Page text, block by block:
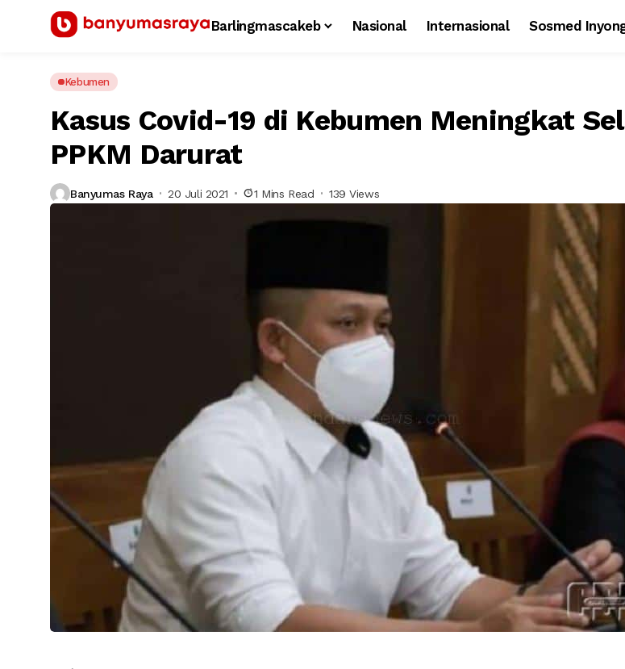
Barlingmascakeb Nasional Internasional Sosmed
Kebumen
Kasus Covid-19 di Kebumen Meningkat
PPKM Darurat
Banyumas Raya 20 Juli 2021 1 Mins Read 139 Views